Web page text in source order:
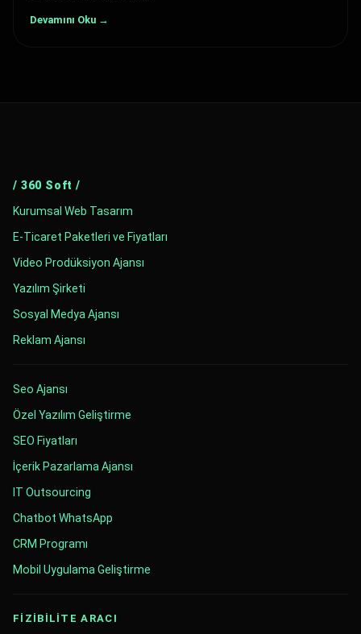
Devamını Oku →
/ 360 Soft /
Kurumsal Web Tasarım
E-Ticaret Paketleri ve Fiyatları
Video Prodüksiyon Ajansı
Yazılım Şirketi
Sosyal Medya Ajansı
Reklam Ajansı
Seo Ajansı
Özel Yazılım Geliştirme
SEO Fiyatları
İçerik Pazarlama Ajansı
IT Outsourcing
Chatbot WhatsApp
CRM Programı
Mobil Uygulama Geliştirme
FİZİBİLİTE ARACI